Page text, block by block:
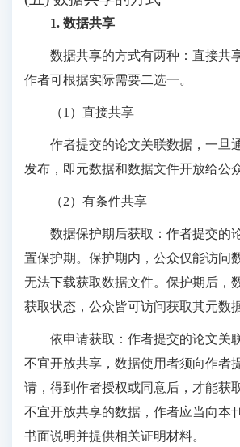
1. 数据共享
数据共享的方式有两种：直接共
作者可根据实际需要二选一。
（1）直接共享
作者提交的论文关联数据，一旦
发布，即元数据和数据文件开放给公
（2）有条件共享
数据保护期后获取：作者提交的
置保护期。保护期内，公众仅能访问
无法下载获取数据文件。保护期后，
获取状态，公众皆可访问获取其元数
依申请获取：作者提交的论文关
不宜开放共享，数据使用者须向作者
请，得到作者授权或同意后，才能获
不宜开放共享的数据，作者应当向本
书面说明并提供相关证明材料。